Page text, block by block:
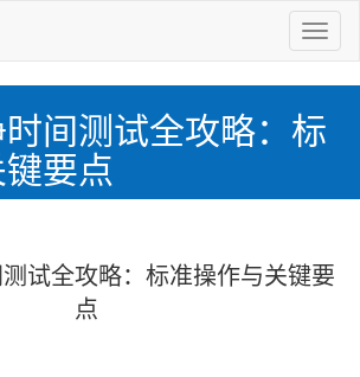
切
换
导
间测试全攻略：标
要点
试全攻略：标准操作与关键要
点